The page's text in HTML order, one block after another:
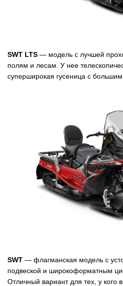
SWT LTS — модель с лучшей
полям и лесам. У нее
суперширокая гусеница с
SWT — флагманская модель с
подвеской и широкоформатным
Отличный вариант для тех, у кого